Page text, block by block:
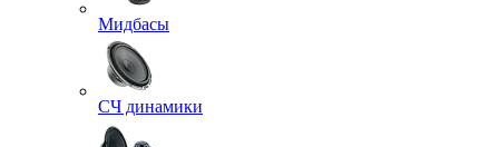
Мидбасы
СЧ динамики